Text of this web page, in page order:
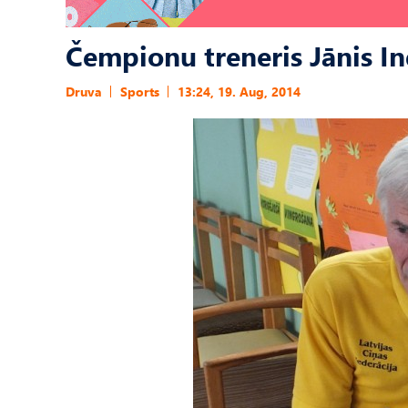
Čempionu treneris Jānis
Druva Sports 13:24, 19. Aug, 2014